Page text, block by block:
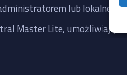
lub lokalnego
Master Lite, umożliwiająca